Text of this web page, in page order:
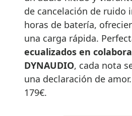
de cancelación de ruido
horas de batería,
una carga rápida.
ecualizados en
DYNAUDIO, cada nota
una declaración de
179€.